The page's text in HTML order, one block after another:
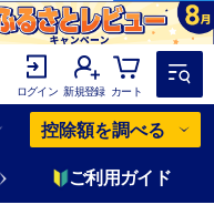
ログイン 新規登録 カート
控除額を調べる
ご利用ガイド